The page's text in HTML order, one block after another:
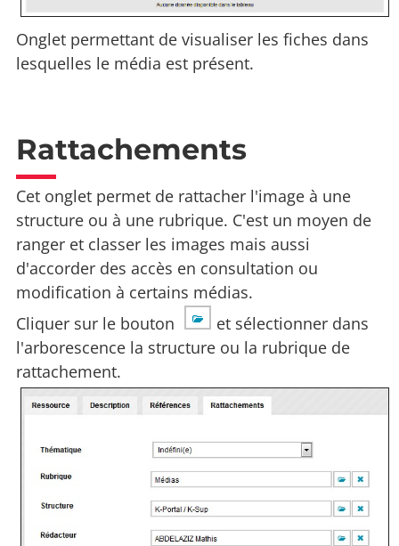
Onglet permettant de visualiser les fiches dans
lesquelles le média est présent.
Rattachements
Cet onglet permet de rattacher l'image à une
structure ou à une rubrique. C'est un moyen de
ranger et classer les images mais aussi
d'accorder des accès en consultation ou
modification à certains médias.
Cliquer sur le bouton
et sélectionner dans
l'arborescence la structure ou la rubrique de
rattachement.